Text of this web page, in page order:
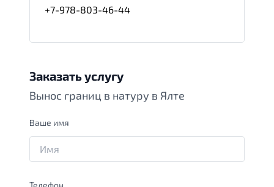
+7-978-803-46-44
Заказать услугу
Вынос границ в натуру в Ялте
Ваше имя
Телефон